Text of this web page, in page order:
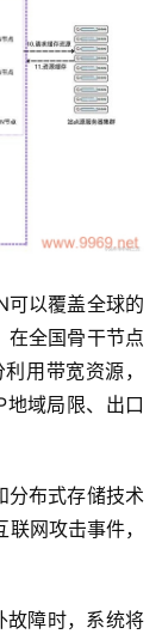
可以覆盖全球的
在全国骨干节点
用带宽资源，
域局限、出口
分布式存储技术
网攻击事件，
故障时，系统将